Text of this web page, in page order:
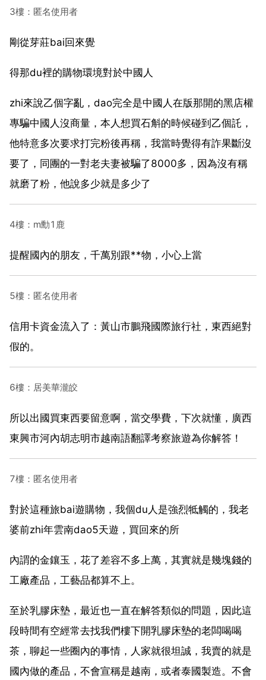
3樓：匿名使用者
剛從芽莊bai回來覺
得那du裡的購物環境對於中國人
zhi來說乙個字亂，dao完全是中國人在版那開的黑店權
專騙中國人沒商量，本人想買石斛的時候碰到乙個託，
他特意多次要求打完粉後再稱，我當時覺得有詐果斷沒
要了，同團的一對老夫妻被騙了8000多，因為沒有稱
就磨了粉，他說多少就是多少了
4樓：m勳1鹿
提醒國內的朋友，千萬別跟**物，小心上當
5樓：匿名使用者
信用卡資金流入了：黃山市鵬飛國際旅行社，東西絕對
假的。
6樓：居美華瀧皎
所以出國買東西要留意啊，當交學費，下次就懂，廣西
東興市河內胡志明市越南語翻譯考察旅遊為你解答！
7樓：匿名使用者
對於這種旅bai遊購物，我個du人是強烈牴觸的，我老
婆前zhi年雲南dao5天遊，買回來的所
內謂的金鑲玉，花了差容不多上萬，其實就是幾塊錢的
工廠產品，工藝品都算不上。
至於乳膠床墊，最近也一直在解答類似的問題，因此這
段時間有空經常去找我們樓下開乳膠床墊的老闆喝喝
茶，聊起一些圈內的事情，人家就很坦誠，我賣的就是
國內做的產品，不會宣稱是越南，或者泰國製造。不會